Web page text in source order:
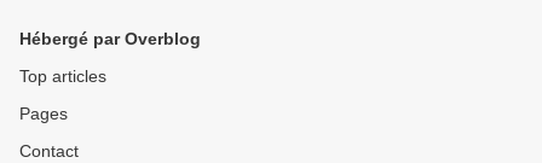
Hébergé par Overblog
Top articles
Pages
Contact